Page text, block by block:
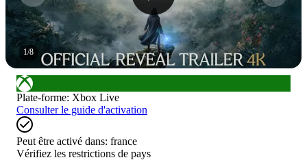
1/8
Plate-forme: Xbox Live
Consulter le guide d'activation
Peut être activé dans: france
Vérifiez les restrictions de pays